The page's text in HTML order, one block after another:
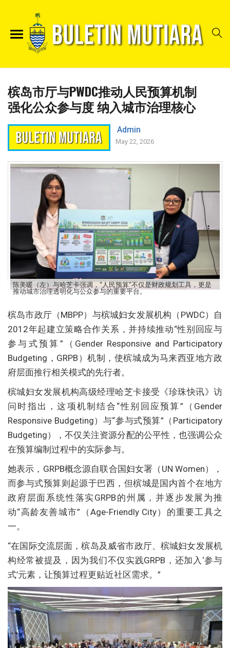
槟岛市厅与PWDC推动人民预算机制
强化公众参与度 纳入城市治理核心
Admin
May 22, 2026
陈美暖（左）与哈芝卡强调，“人民预算”不仅是财政规划工具，更是
推动城市治理透明化与公众参与的重要平台。
槟岛市政厅（MBPP）与槟城妇女发展机构（PWDC）自
2012年起建立策略合作关系，并持续推动“性别回应与
参与式预算”（Gender Responsive and Participatory
Budgeting，GRPB）机制，使槟城成为马来西亚地方政
府层面推行相关模式的先行者。
槟城妇女发展机构高级经理哈芝卡接受《珍珠快讯》访
问时指出，这项机制结合“性别回应预算”（Gender
Responsive Budgeting）与“参与式预算”（Participatory
Budgeting），不仅关注资源分配的公平性，也强调公众
在预算编制过程中的实际参与。
她表示，GRPB概念源自联合国妇女署（UN Women），
而参与式预算则起源于巴西，但槟城是国内首个在地方
政府层面系统性落实GRPB的州属，并逐步发展为推
动“高龄友善城市”（Age-Friendly City）的重要工具之
一。
“在国际交流层面，槟岛及威省市政厅、槟城妇女发展机
构经常被提及，因为我们不仅实践GRPB，还加入‘参与
式’元素，让预算过程更贴近社区需求。”